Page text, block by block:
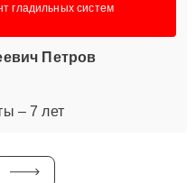
гладильных систем
Петров
– 7 лет